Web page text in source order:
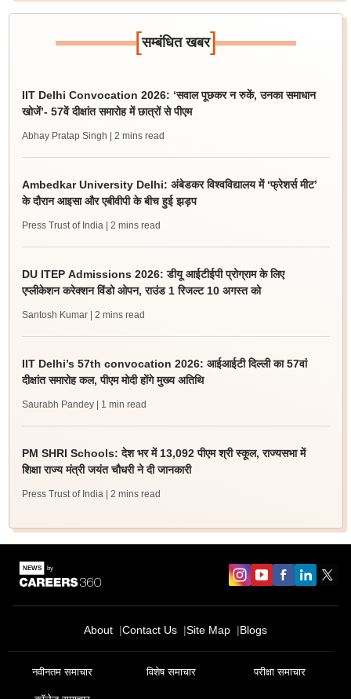
[सम्बंधित खबर]
IIT Delhi Convocation 2026: ‘सवाल पूछकर न रुकें, उनका समाधान
खोजें’- 57वें दीक्षांत समारोह में छात्रों से पीएम
Abhay Pratap Singh | 2 mins read
Ambedkar University Delhi: अंबेडकर विश्वविद्यालय में ‘फ्रेशर्स मीट’
के दौरान आइसा और एबीवीपी के बीच हुई झड़प
Press Trust of India | 2 mins read
DU ITEP Admissions 2026: डीयू आईटीईपी प्रोग्राम के लिए
एप्लीकेशन करेक्शन विंडो ओपन, राउंड 1 रिजल्ट 10 अगस्त को
Santosh Kumar | 2 mins read
IIT Delhi’s 57th convocation 2026: आईआईटी दिल्ली का 57वां
दीक्षांत समारोह कल, पीएम मोदी होंगे मुख्य अतिथि
Saurabh Pandey | 1 min read
PM SHRI Schools: देश भर में 13,092 पीएम श्री स्कूल, राज्यसभा में
शिक्षा राज्य मंत्री जयंत चौधरी ने दी जानकारी
Press Trust of India | 2 mins read
About Contact Us Site Map Blogs
नवीनतम समाचार विशेष समाचार परीक्षा समाचार